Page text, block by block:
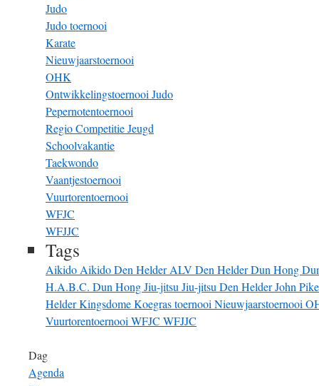
Judo
Judo toernooi
Karate
Nieuwjaarstoernooi
OHK
Ontwikkelingstoernooi Judo
Pepernotentoernooi
Regio Competitie Jeugd
Schoolvakantie
Taekwondo
Vaantjestoernooi
Vuurtorentoernooi
WFJC
WFJJC
Tags
Aikido Aikido Den HelderALV Den HelderDun Hong
H.A.B.C. Dun HongJiu-jitsu Jiu-jitsu Den HelderJohn
HelderKingsdomeKoegras toernooi Nieuwjaarstoernooi
Vuurtorentoernooi WFJC WFJJC
Dag
Agenda